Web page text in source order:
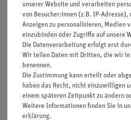
Filter
unserer Website und verarbeiten
von Besucher:innen (z.B. IP-Adresse),
Anzeigen zu personalisieren, Medien
einzubinden oder Zugriffe auf unsere
Die Datenverarbeitung erfolgt erst
Wir teilen Daten mit Dritten, die wir in
benennen.
Die Zustimmung kann erteilt oder
haben das Recht, nicht einzuwilligen
einem späteren Zeitpunkt zu ändern
Weitere Informationen finden Sie in
erklärung.